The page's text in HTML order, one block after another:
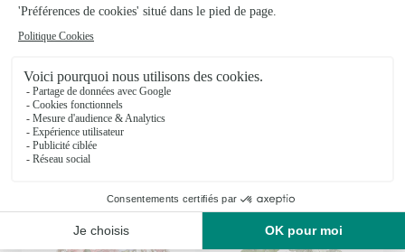
dès107€